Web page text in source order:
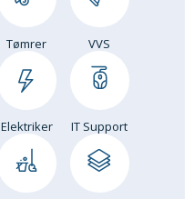
Tømrer VVS
Elektriker IT Support